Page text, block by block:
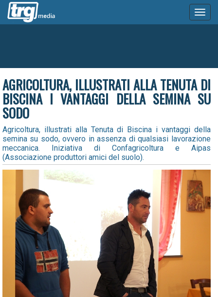
AGRICOLTURA, ILLUSTRATI ALLA TENUTA DI
BISCINA I VANTAGGI DELLA SEMINA SU
SODO
Agricoltura, illustrati alla Tenuta di Biscina i vantaggi della
semina su sodo, ovvero in assenza di qualsiasi lavorazione
meccanica. Iniziativa di Confagricoltura e Aipas
(Associazione produttori amici del suolo).